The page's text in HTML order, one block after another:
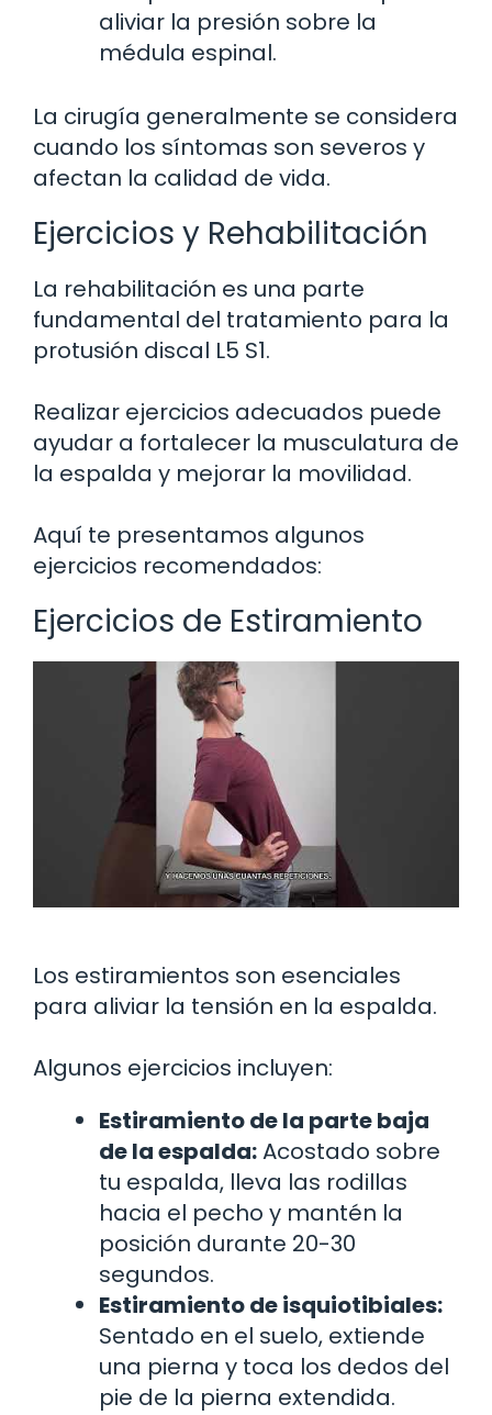
aliviar la presión sobre la
médula espinal.
La cirugía generalmente se considera
cuando los síntomas son severos y
afectan la calidad de vida.
Ejercicios y Rehabilitación
La rehabilitación es una parte
fundamental del tratamiento para la
protusión discal L5 S1.
Realizar ejercicios adecuados puede
ayudar a fortalecer la musculatura de
la espalda y mejorar la movilidad.
Aquí te presentamos algunos
ejercicios recomendados:
Ejercicios de Estiramiento
Los estiramientos son esenciales
para aliviar la tensión en la espalda.
Algunos ejercicios incluyen:
Estiramiento de la parte baja
de la espalda:Acostado sobre
tu espalda, lleva las rodillas
hacia el pecho y mantén la
posición durante 20-30
segundos.
Estiramiento de isquiotibiales:
Sentado en el suelo, extiende
una pierna y toca los dedos del
pie de la pierna extendida.